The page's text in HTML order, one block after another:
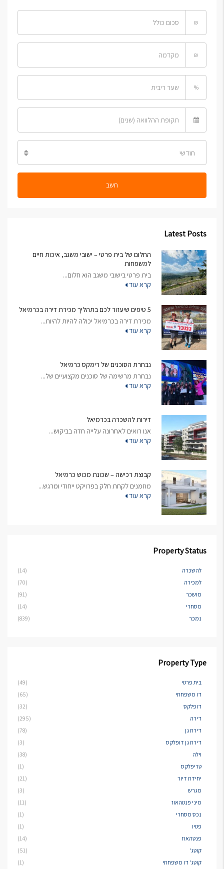
₪
₪
%
חודשי
חשב
Latest Posts
החלום של בית פרטי – ישובי משגב, איכות חיים
למשפחות
בית פרטי בישובי משגב הוא חלום...
קרא עוד
5 טיפים שיעזור לכם בתהליך מכירת דירה בכרמיאל
מכירת דירה בכרמיאל יכולה להיות להיות...
קרא עוד
נבחרת הסוכנים של רימקס כרמיאל
נבחרת מרשימה של סוכנים מקצועיים של...
קרא עוד
דירות להשכרה בכרמיאל
אנו רואים לאחרונה עלייה חדה בביקוש...
קרא עוד
קבוצת רכישה – שכונת מכוש כרמיאל
מוזמנים לקחת חלק בפרויקט ייחודי ומרגש...
קרא עוד
Property Status
להשכרה
(14)
למכירה
(70)
מושכר
(91)
מסחרי
(14)
נמכר
(839)
Property Type
בית פרטי
(49)
דו משפחתי
(65)
דופלקס
(32)
דירה
(295)
דירת גן
(78)
דירת גן דופלקס
(3)
וילה
(38)
טריפלקס
(1)
יחידת דיור
(21)
מגרש
(3)
מיני פנטהאוז
(11)
נכס מסחרי
(1)
פטיו
(1)
פנטהאוז
(14)
קוטג'
(51)
קוטג' דו משפחתי
(1)